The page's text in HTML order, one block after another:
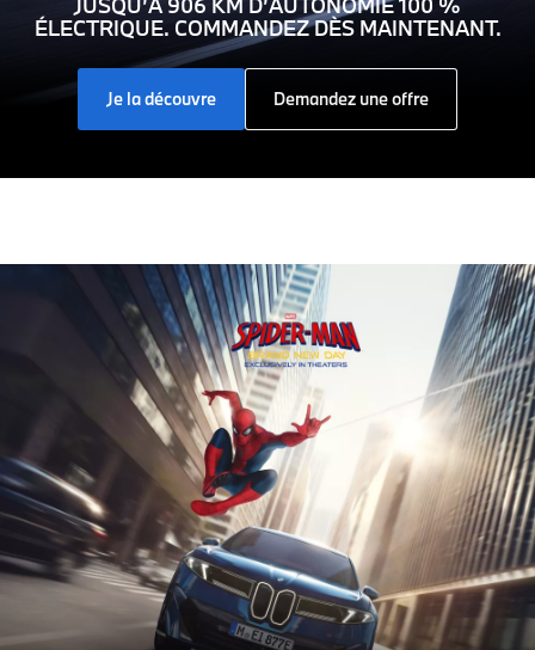
JUSQU’À 906 KM D’AUTONOMIE 100 %
ÉLECTRIQUE. COMMANDEZ DÈS MAINTENANT.
Je la découvre Demandez une offre